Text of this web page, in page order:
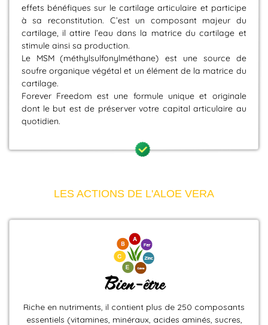
effets bénéfiques sur le cartilage articulaire et participe
à sa reconstitution. C’est un composant majeur du
cartilage, il attire l’eau dans la matrice du cartilage et
stimule ainsi sa production.
Le MSM (méthylsulfonylméthane) est une source de
soufre organique végétal et un élément de la matrice du
cartilage.
Forever Freedom est une formule unique et originale
dont le but est de préserver votre capital articulaire au
quotidien.
LES ACTIONS DE L'ALOE VERA
Bien-être
Riche en nutriments, il contient plus de 250 composants
essentiels (vitamines, minéraux, acides aminés, sucres,